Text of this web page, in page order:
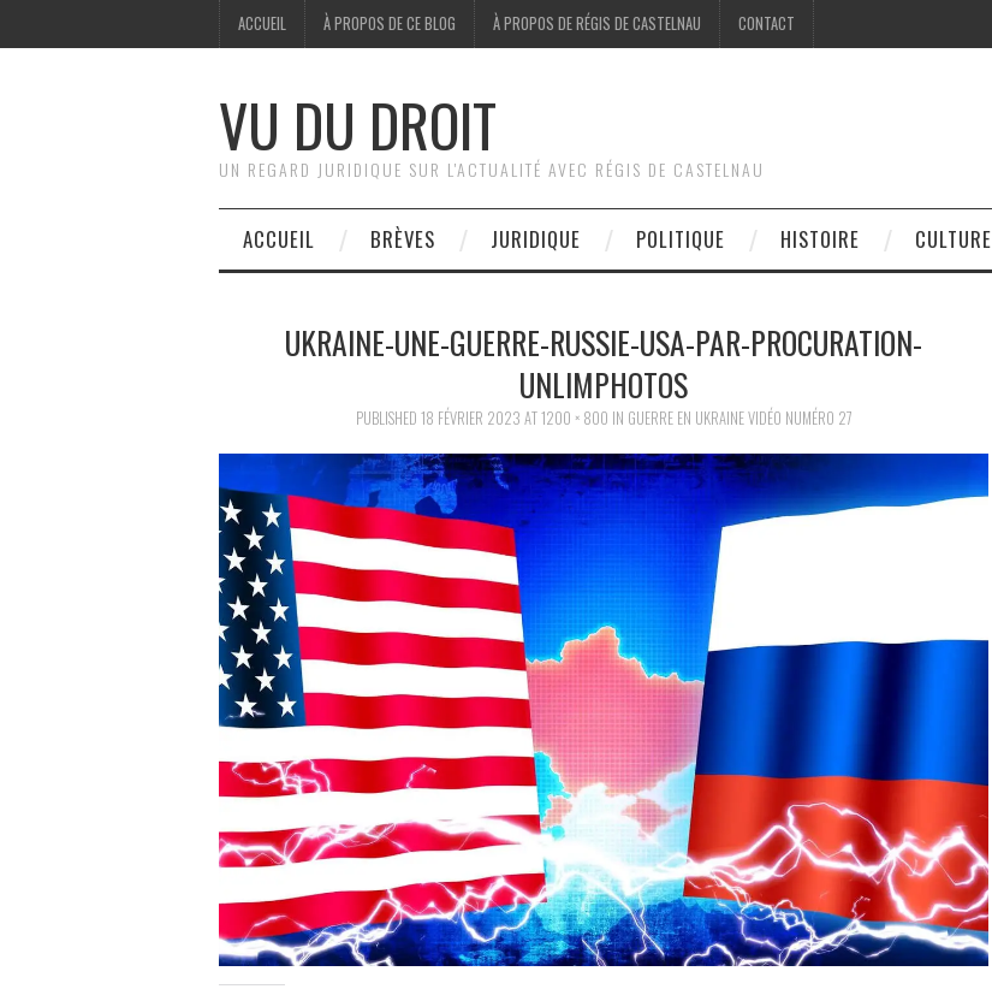
ACCUEIL À PROPOS DE CE BLOG À PROPOS DE RÉGIS DE CASTELNAU CONTACT
VU DU DROIT
UN REGARD JURIDIQUE SUR L'ACTUALITÉ AVEC RÉGIS DE CASTELNAU
ACCUEIL BRÈVES JURIDIQUE POLITIQUE HISTOIRE CULTURE
UKRAINE-UNE-GUERRE-RUSSIE-USA-PAR-PROCURATION-
UNLIMPHOTOS
PUBLISHED 18 FÉVRIER 2023 AT1200 × 800 IN GUERRE EN UKRAINE VIDÉO NUMÉRO 27